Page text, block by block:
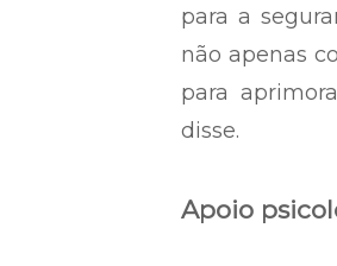
para a
não apenas
para
disse.
Apoio